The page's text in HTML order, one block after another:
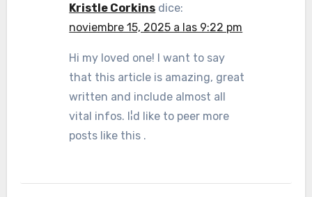
Kristle Corkins dice:
noviembre 15, 2025 a las 9:22 pm
Hi my loved one! I want to say
that this article is amazing, great
written and include almost all
vital infos. I¦d like to peer more
posts like this .